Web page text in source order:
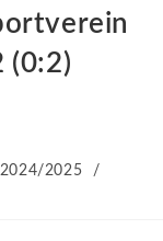
(0:2)
2025
/